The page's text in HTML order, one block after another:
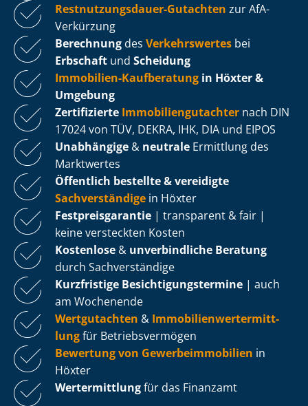
Rest­nut­zungs­dau­er-Gutachten zur AfA-
Verkürzung
Berechnung des Verkehrswertes bei
Erbschaft und Scheidung
Immobilien-Kaufberatung in Höxter &
Umgebung
Zertifizierte Im­mo­bi­li­en­gut­ach­ter nach DIN
17024 von TÜV, DEKRA, IHK, DIA und EIPOS
Unabhängige & neutrale Ermittlung des
Marktwertes
Öffentlich bestellte & vereidigte
Sachverständige in Höxter
Fest­preis­ga­ran­tie | transparent & fair |
keine versteckten Kosten
Kostenlose & unverbindliche Beratung
durch Sachverständige
Kurzfristige Be­sich­ti­gungs­ter­mi­ne | auch
am Wochenende
Wertgutachten & Im­mo­bi­li­en­wert­ermitt­
lungfür Be­triebs­ver­mö­gen
Bewertung von Ge­wer­be­im­mo­bi­li­en in
Höxter
Wertermittlungfür das Finanzamt